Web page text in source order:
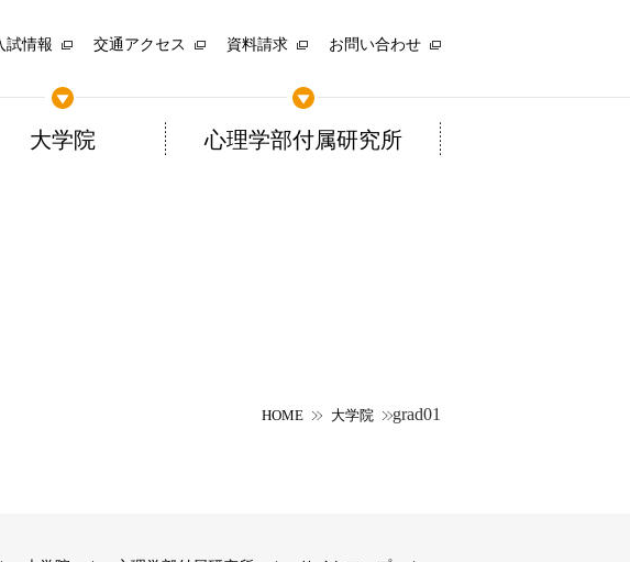
大学院 心理学部付属研究所
試情報 交通アクセス 資料請求 お問い合わせ
HOME 大学院 grad01